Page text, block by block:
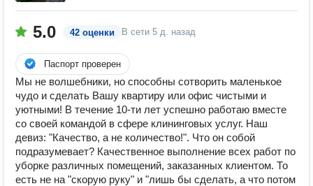
5.0 42 оценки В сети 5 д. назад
Паспорт проверен
Мы не волшебники, но способны сотворить маленькое
чудо и сделать Вашу квартиру или офис чистыми и
уютными! В течение 10-ти лет успешно работаю вместе
со своей командой в сфере клининговых услуг. Наш
девиз: "Качество, а не количество!". Что он собой
подразумевает? Качественное выполнение всех работ по
уборке различных помещений, заказанных клиентом. То
есть не на "скорую руку" и "лишь бы сделать, а что потом